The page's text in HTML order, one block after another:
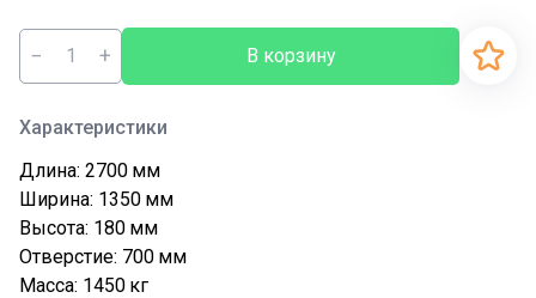
− + В корзину
Характеристики
Длина: 2700 мм
Ширина: 1350 мм
Высота: 180 мм
Отверстие: 700 мм
Масса: 1450 кг